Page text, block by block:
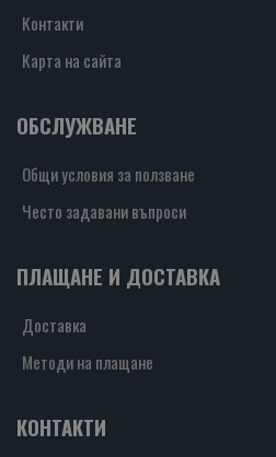
Контакти
Карта на сайта
ОБСЛУЖВАНЕ
Общи условия за ползване
Често задавани въпроси
ПЛАЩАНЕ И ДОСТАВКА
Доставка
Методи на плащане
КОНТАКТИ